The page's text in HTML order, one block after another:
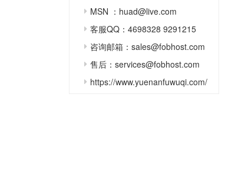
MSN ：huad@live.com
客服QQ：4698328 9291215
咨询邮箱：sales@fobhost.com
售后：services@fobhost.com
https://www.yuenanfuwuqi.com/